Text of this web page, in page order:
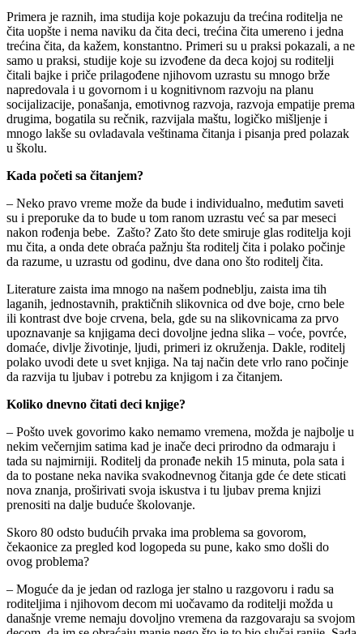
Primera je raznih, ima studija koje pokazuju da trećina roditelja ne
čita uopšte i nema naviku da čita deci, trećina čita umereno i jedna
trećina čita, da kažem, konstantno. Primeri su u praksi pokazali, a ne
samo u praksi, studije koje su izvođene da deca kojoj su roditelji
čitali bajke i priče prilagođene njihovom uzrastu su mnogo brže
napredovala i u govornom i u kognitivnom razvoju na planu
socijalizacije, ponašanja, emotivnog razvoja, razvoja empatije prema
drugima, bogatila su rečnik, razvijala maštu, logičko mišljenje i
mnogo lakše su ovladavala veštinama čitanja i pisanja pred polazak
u školu.
Kada početi sa čitanjem?
– Neko pravo vreme može da bude i individualno, međutim saveti
su i preporuke da to bude u tom ranom uzrastu već sa par meseci
nakon rođenja bebe. Zašto? Zato što dete smiruje glas roditelja koji
mu čita, a onda dete obraća pažnju šta roditelj čita i polako počinje
da razume, u uzrastu od godinu, dve dana ono što roditelj čita.
Literature zaista ima mnogo na našem podneblju, zaista ima tih
laganih, jednostavnih, praktičnih slikovnica od dve boje, crno bele
ili kontrast dve boje crvena, bela, gde su na slikovnicama za prvo
upoznavanje sa knjigama deci dovoljne jedna slika – voće, povrće,
domaće, divlje životinje, ljudi, primeri iz okruženja. Dakle, roditelj
polako uvodi dete u svet knjiga. Na taj način dete vrlo rano počinje
da razvija tu ljubav i potrebu za knjigom i za čitanjem.
Koliko dnevno čitati deci knjige?
– Pošto uvek govorimo kako nemamo vremena, možda je najbolje u
nekim večernjim satima kad je inače deci prirodno da odmaraju i
tada su najmirniji. Roditelj da pronađe nekih 15 minuta, pola sata i
da to postane neka navika svakodnevnog čitanja gde će dete sticati
nova znanja, proširivati svoja iskustva i tu ljubav prema knjizi
prenositi na dalje buduće školovanje.
Skoro 80 odsto budućih prvaka ima problema sa govorom,
čekaonice za pregled kod logopeda su pune, kako smo došli do
ovog problema?
– Moguće da je jedan od razloga jer stalno u razgovoru i radu sa
roditeljima i njihovom decom mi uočavamo da roditelji možda u
današnje vreme nemaju dovoljno vremena da razgovaraju sa svojom